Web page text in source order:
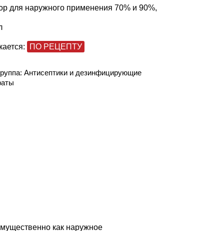
для наружного применения 70% и 90%,
ПО РЕЦЕПТУ
Антисептики и дезинфицирующие
как наружное